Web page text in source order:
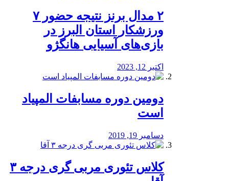
۲ مدال برنز نتیجه حضور ۷
ورزشکار استان البرز در
بازی‌های آسیایی هانگژو
اکتبر 12, 2023
دومین دوره مسابفات المپیاد
است
دسامبر 19, 2019
کلاس تئوری مربی گری درجه ۳